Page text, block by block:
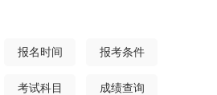
报名时间 报考条件
考试科目 成绩查询